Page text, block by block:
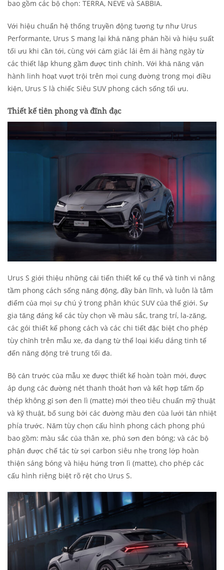
bao gồm các bộ chọn: TERRA, NEVE và SABBIA.
Với hiệu chuẩn hệ thống truyền động tương tự như Urus
Performante, Urus S mang lại khả năng phản hồi và hiệu suất
tối ưu khi cần tới, cùng với cảm giác lái êm ái hàng ngày từ
các thiết lập khung gầm được tinh chỉnh. Với khả năng vận
hành linh hoạt vượt trội trên mọi cung đường trong mọi điều
kiện, Urus S là chiếc Siêu SUV phong cách sống tối ưu.
Thiết kế tiên phong và đĩnh đạc
Urus S giới thiệu những cải tiến thiết kế cụ thể và tinh vi nâng
tầm phong cách sống năng động, đầy bản lĩnh, và luôn là tâm
điểm của mọi sự chú ý trong phân khúc SUV của thế giới. Sự
gia tăng đáng kể các tùy chọn về màu sắc, trang trí, la-zăng,
các gói thiết kế phong cách và các chi tiết đặc biệt cho phép
tùy chỉnh trên mẫu xe, đa dạng từ thể loại kiểu dáng tinh tế
đến năng động trẻ trung tối đa.
Bộ cản trước của mẫu xe được thiết kế hoàn toàn mới, được
áp dụng các đường nét thanh thoát hơn và kết hợp tấm ốp
thép không gỉ sơn đen lì (matte) mới theo tiêu chuẩn mỹ thuật
và kỹ thuật, bổ sung bởi các đường màu đen của lưới tản nhiệt
phía trước. Năm tùy chọn cấu hình phong cách phong phú
bao gồm: màu sắc của thân xe, phủ sơn đen bóng; và các bộ
phận được chế tác từ sợi carbon siêu nhẹ trong lớp hoàn
thiện sáng bóng và hiệu hứng trơn lì (matte), cho phép các
cấu hình riêng biệt rõ rệt cho Urus S.